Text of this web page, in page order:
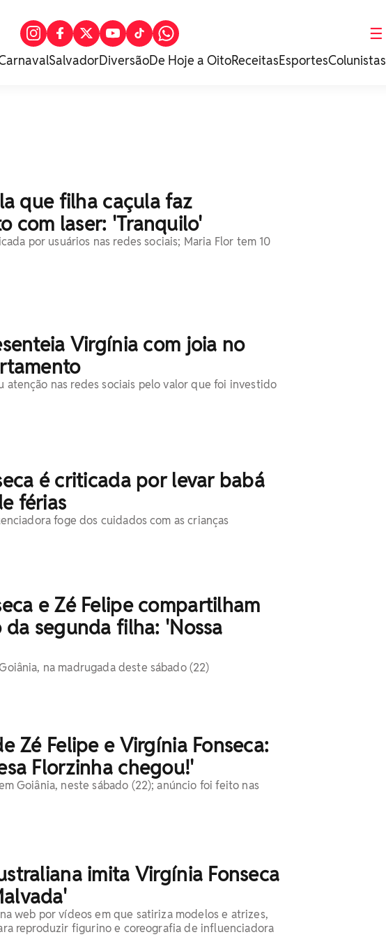
☰
SalvadorDiversãoDe Hoje a OitoReceitasEsportesColunistas
que filha caçula faz
com laser: 'Tranquilo'
por usuários nas redes sociais; Maria Flor tem 10
Virgínia com joia no
atenção nas redes sociais pelo valor que foi investido
é criticada por levar babá
férias
foge dos cuidados com as crianças
e Zé Felipe compartilham
segunda filha: 'Nossa
na madrugada deste sábado (22)
Zé Felipe e Virgínia Fonseca:
Florzinha chegou!'
Goiânia, neste sábado (22); anúncio foi feito nas
imita Virgínia Fonseca
web por vídeos em que satiriza modelos e atrizes,
reproduzir figurino e coreografia de influenciadora